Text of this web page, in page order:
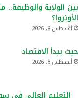
بين الولاية والوظيفة..
الأونروا؟
أغسطس 8, 2026
حيث يبدأ الاقتصاد
أغسطس 8, 2026
التعليم العالي في